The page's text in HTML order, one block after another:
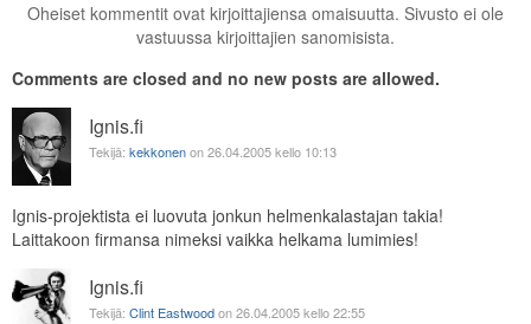
Oheiset kommentit ovat kirjoittajiensa omaisuutta. Sivusto ei ole
vastuussa kirjoittajien sanomisista.
Comments are closed and no new posts are allowed.
Ignis.fi
Tekijä: kekkonenon 26.04.2005 kello 10:13
Ignis-projektista ei luovuta jonkun helmenkalastajan takia!
Laittakoon firmansa nimeksi vaikka helkama lumimies!
Ignis.fi
Tekijä: Clint Eastwoodon 26.04.2005 kello 22:55